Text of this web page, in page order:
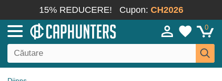
15% REDUCERE! Cupon: CH2026
0